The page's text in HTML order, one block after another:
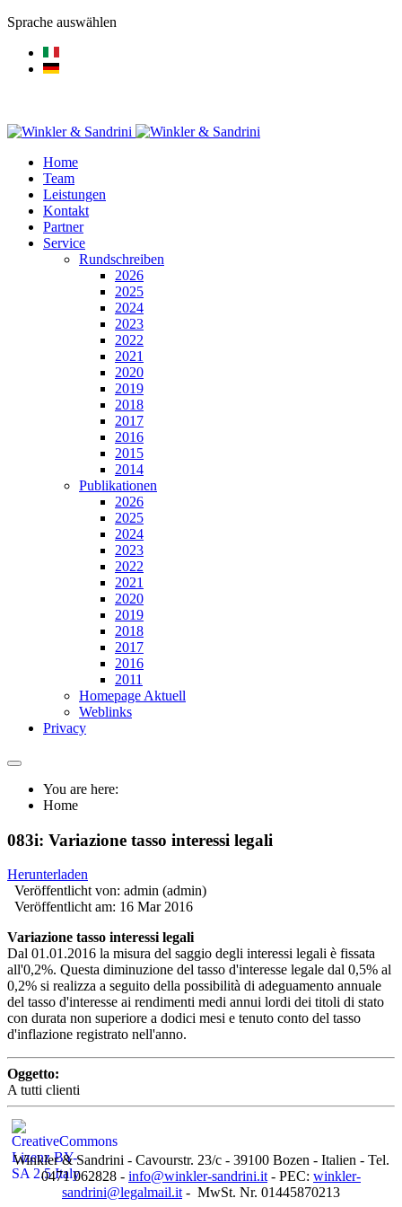
Sprache auswählen
Home
Team
Leistungen
Kontakt
Partner
Service
Rundschreiben
2026
2025
2024
2023
2022
2021
2020
2019
2018
2017
2016
2015
2014
Publikationen
2026
2025
2024
2023
2022
2021
2020
2019
2018
2017
2016
2011
Homepage Aktuell
Weblinks
Privacy
You are here:
Home
083i: Variazione tasso interessi legali
Herunterladen
Veröffentlicht von: admin (admin)
Veröffentlicht am: 16 Mar 2016
Variazione tasso interessi legali
Dal 01.01.2016 la misura del saggio degli interessi legali è fissata
all'0,2%. Questa diminuzione del tasso d'interesse legale dal 0,5% al
0,2% si realizza a seguito della possibilità di adeguamento annuale
del tasso d'interesse ai rendimenti medi annui lordi dei titoli di stato
con durata non superiore a dodici mesi e tenuto conto del tasso
d'inflazione registrato nell'anno.
Oggetto:
A tutti clienti
Winkler & Sandrini - Cavourstr. 23/c - 39100 Bozen - Italien - Tel.
0471 062828 - info@winkler-sandrini.it- PEC: winkler-
sandrini@legalmail.it- MwSt. Nr. 01445870213